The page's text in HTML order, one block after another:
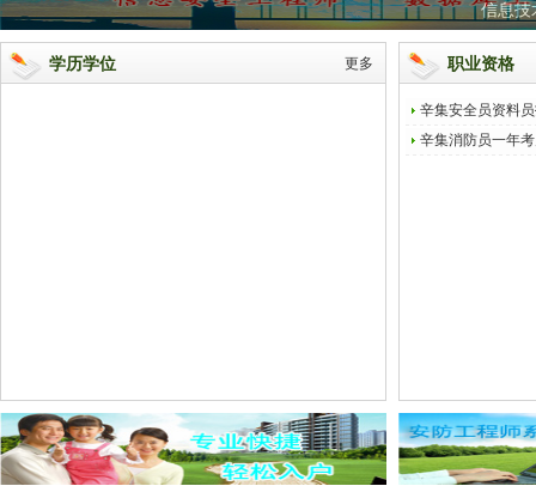
信息技
学历学位 更多 职业资格
辛集安全员资料
辛集消防员一年